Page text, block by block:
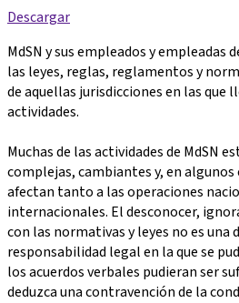
Descargar
MdSN y sus empleados y empleadas
las leyes, reglas, reglamentos y
de aquellas jurisdicciones en las que
actividades.
Muchas de las actividades de MdSN
complejas, cambiantes y, en algunos
afectan tanto a las operaciones
internacionales. El desconocer,
con las normativas y leyes no es una
responsabilidad legal en la que se
los acuerdos verbales pudieran ser
deduzca una contravención de la